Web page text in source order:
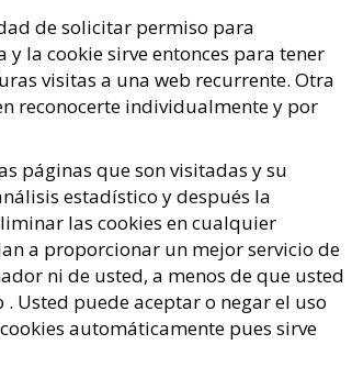
de solicitar permiso para
la cookie sirve entonces para tener
visitas a una web recurrente. Otra
reconocerte individualmente y por
páginas que son visitadas y su
estadístico y después la
las cookies en cualquier
a proporcionar un mejor servicio de
ni de usted, a menos de que usted
Usted puede aceptar o negar el uso
automáticamente pues sirve